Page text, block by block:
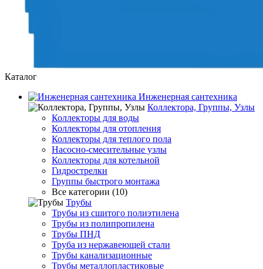
Каталог
Инженерная сантехника
Коллектора, Группы, Узлы
Коллекторы для воды
Коллекторы для отопления
Коллекторы для теплого пола
Насосно-смесительные узлы
Коллекторы для котельной
Гидрострелки
Группы быстрого монтажа
Все категории (10)
Трубы
Трубы из сшитого полиэтилена
Трубы из полипропилена
Трубы ПНД
Труба из нержавеющей стали
Трубы канализационные
Трубы металлопластиковые